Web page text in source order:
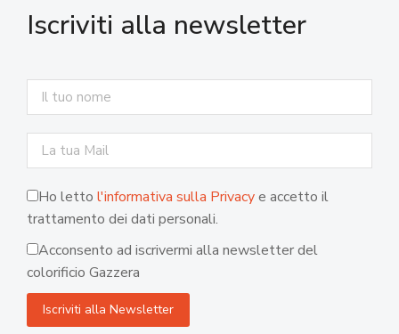
Iscriviti alla newsletter
Ho letto l'informativa sulla Privacye accetto il
trattamento dei dati personali.
Acconsento ad iscrivermi alla newsletter del
colorificio Gazzera